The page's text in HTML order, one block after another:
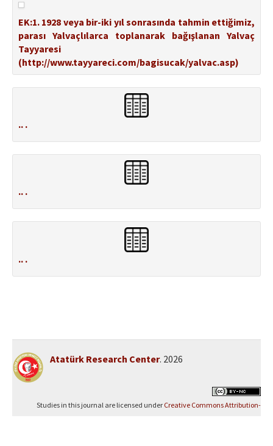
EK:1. 1928 veya bir-iki yıl sonrasında tahmin ettiğimiz,
parası Yalvaçlılarca toplanarak bağışlanan Yalvaç
Tayyaresi
(http://www.tayyareci.com/bagisucak/yalvac.asp)
.. .
.. .
.. .
Atatürk Research Center. 2026
Studies in this journal are licensed under Creative Commons Attribution-